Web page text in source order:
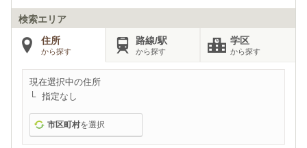
検索エリア
住所
から探す
路線/駅
から探す
学区
から探す
現在選択中の住所
指定なし
市区町村を選択